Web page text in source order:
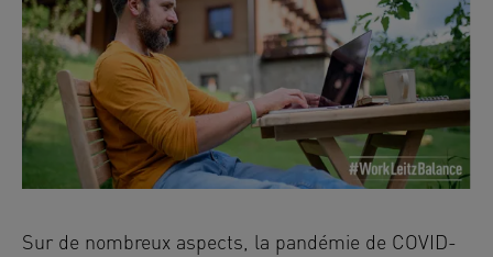
Sur de nombreux aspects, la pandémie de COVID-